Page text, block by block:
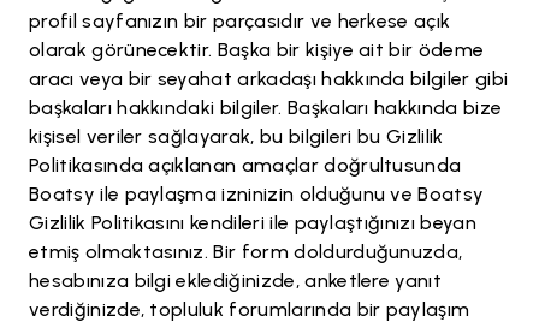
profil sayfanızın bir parçasıdır ve herkese açık
olarak görünecektir. Başka bir kişiye ait bir ödeme
aracı veya bir seyahat arkadaşı hakkında bilgiler gibi
başkaları hakkındaki bilgiler. Başkaları hakkında bize
kişisel veriler sağlayarak, bu bilgileri bu Gizlilik
Politikasında açıklanan amaçlar doğrultusunda
Boatsy ile paylaşma izninizin olduğunu ve Boatsy
Gizlilik Politikasını kendileri ile paylaştığınızı beyan
etmiş olmaktasınız. Bir form doldurduğunuzda,
hesabınıza bilgi eklediğinizde, anketlere yanıt
verdiğinizde, topluluk forumlarında bir paylaşım